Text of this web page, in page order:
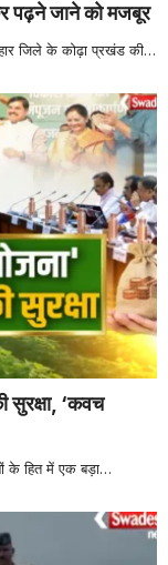
पढ़ने जाने को मजबूर
जिले के कोढ़ा प्रखंड की…
‘कवच
के हित में एक बड़ा…